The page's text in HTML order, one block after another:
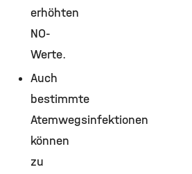
erhöhten
NO-
Werte.
Auch
bestimmte
Atemwegsinfektionen
können
zu